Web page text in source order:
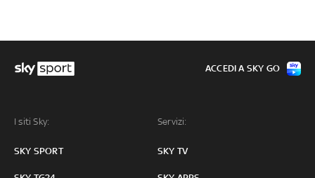
I siti Sky:
SKY SPORT
Servizi:
SKY TV
ACCEDI A SKY GO